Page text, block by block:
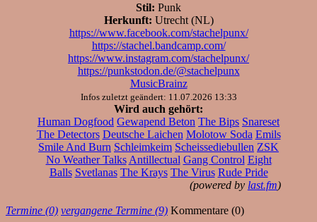
Stil: Punk
Herkunft: Utrecht (NL)
https://www.facebook.com/stachelpunx/
https://stachel.bandcamp.com/
https://www.instagram.com/stachelpunx/
https://punkstodon.de/@stachelpunx
MusicBrainz
Infos zuletzt geändert: 11.07.2026 13:33
Wird auch gehört:
Human Dogfood Gewapend Beton The Bips Snareset
The Detectors Deutsche Laichen Molotow Soda Emils
Smile And Burn Schleimkeim Scheissediebullen ZSK
No Weather Talks Antillectual Gang Control Eight
Balls Svetlanas The Krays The Virus Rude Pride
(powered by last.fm)
Termine (0) vergangene Termine (9) Kommentare (0)